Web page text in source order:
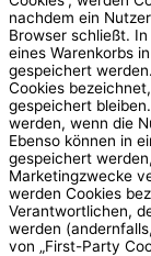
nachdem ein
Browser schließt.
eines Warenkorbs
gespeichert
Cookies
gespeichert
werden, wenn die
Ebenso können in
gespeichert
Marketingzwecke
werden Cookies
Verantwortlichen,
werden
von „First-Party